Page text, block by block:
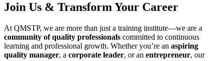
Join Us & Transform Your Career
At QMSTP, we are more than just a training institute—we are a
community of quality professionals committed to continuous
learning and professional growth. Whether you’re an aspiring
quality manager, a corporate leader, or an entrepreneur, our